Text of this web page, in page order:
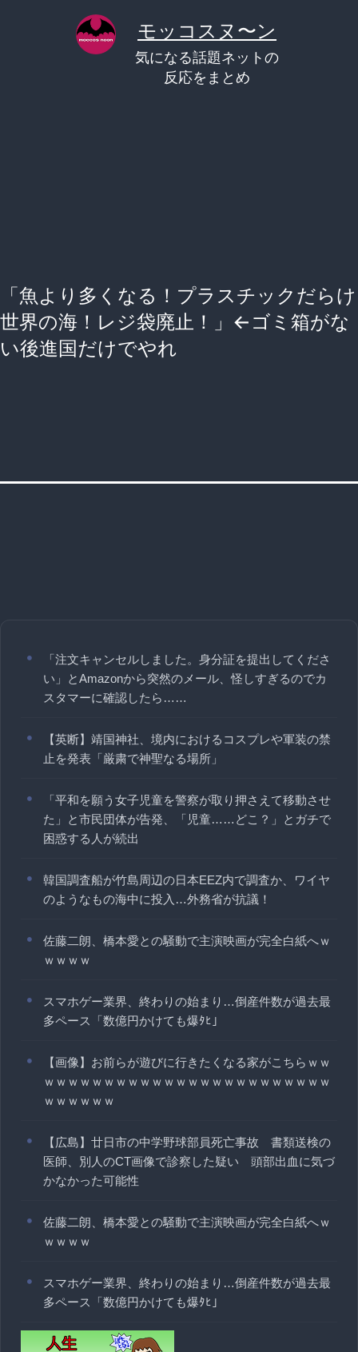
モッコスヌ〜ン
気になる話題ネットの
反応をまとめ
「魚より多くなる！プラスチックだらけ
世界の海！レジ袋廃止！」←ゴミ箱がな
い後進国だけでやれ
「注文キャンセルしました。身分証を提出してくださ
い」とAmazonから突然のメール、怪しすぎるのでカ
スタマーに確認したら……
【英断】靖国神社、境内におけるコスプレや軍装の禁
止を発表「厳粛で神聖なる場所」
「平和を願う女子児童を警察が取り押さえて移動させ
た」と市民団体が告発、「児童……どこ？」とガチで
困惑する人が続出
韓国調査船が竹島周辺の日本EEZ内で調査か、ワイヤ
のようなもの海中に投入…外務省が抗議！
佐藤二朗、橋本愛との騒動で主演映画が完全白紙へｗ
ｗｗｗｗ
スマホゲー業界、終わりの始まり…倒産件数が過去最
多ペース「数億円かけても爆ﾀﾋ」
【画像】お前らが遊びに行きたくなる家がこちらｗｗ
ｗｗｗｗｗｗｗｗｗｗｗｗｗｗｗｗｗｗｗｗｗｗｗｗ
ｗｗｗｗｗｗ
【広島】廿日市の中学野球部員死亡事故 書類送検の
医師、別人のCT画像で診察した疑い 頭部出血に気づ
かなかった可能性
佐藤二朗、橋本愛との騒動で主演映画が完全白紙へｗ
ｗｗｗｗ
スマホゲー業界、終わりの始まり…倒産件数が過去最
多ペース「数億円かけても爆ﾀﾋ」